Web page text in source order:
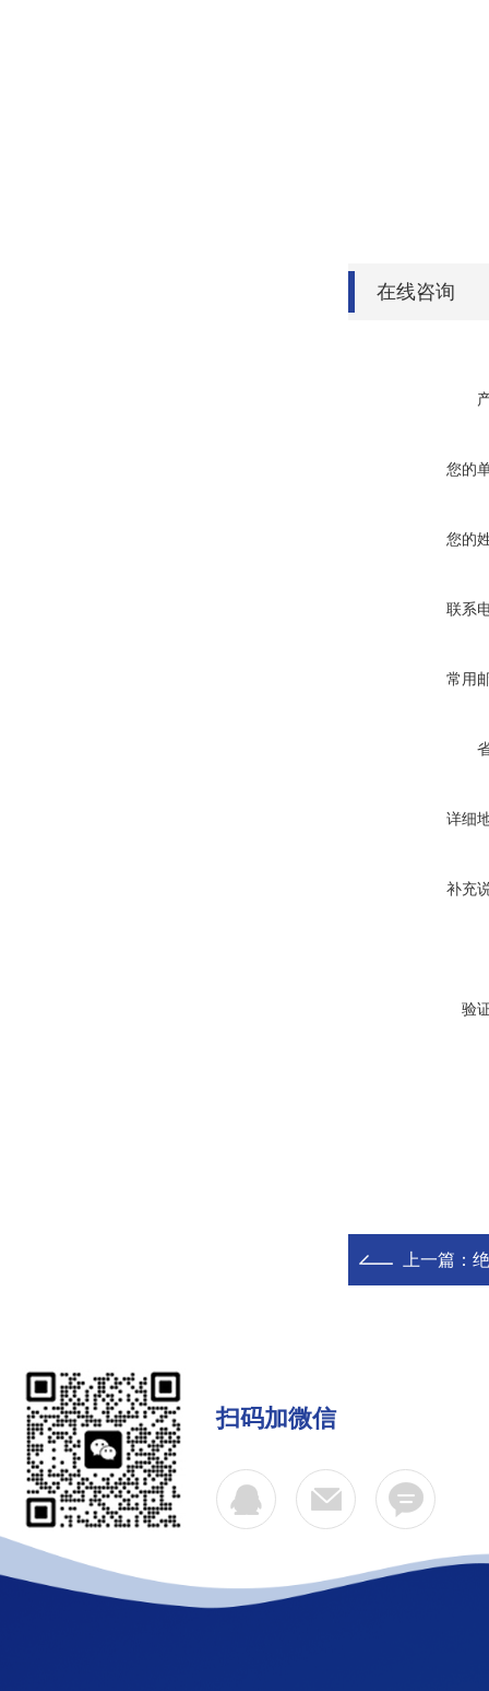
在线咨询
您的
您的
联系
常用
详细
补充
验
上一篇：
扫码加微信